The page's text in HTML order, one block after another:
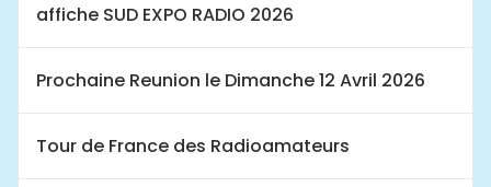
affiche SUD EXPO RADIO 2026
Prochaine Reunion le Dimanche 12 Avril 2026
Tour de France des Radioamateurs